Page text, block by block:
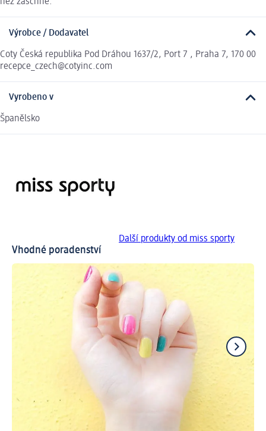
než zaschne.
Výrobce / Dodavatel
Coty Česká republika Pod Dráhou 1637/2, Port 7 , Praha 7, 170 00
recepce_czech@cotyinc.com
Vyrobeno v
Španělsko
Další produkty od miss sporty
Vhodné poradenství